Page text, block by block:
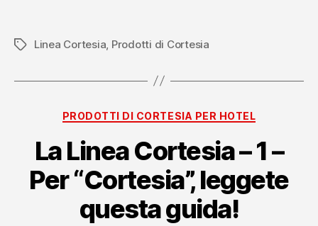
Tag Linea Cortesia Prodotti di Cortesia
Categorie
PRODOTTI DI CORTESIA PER HOTEL
La Linea Cortesia – 1 –
Per “Cortesia”, leggete
questa guida!